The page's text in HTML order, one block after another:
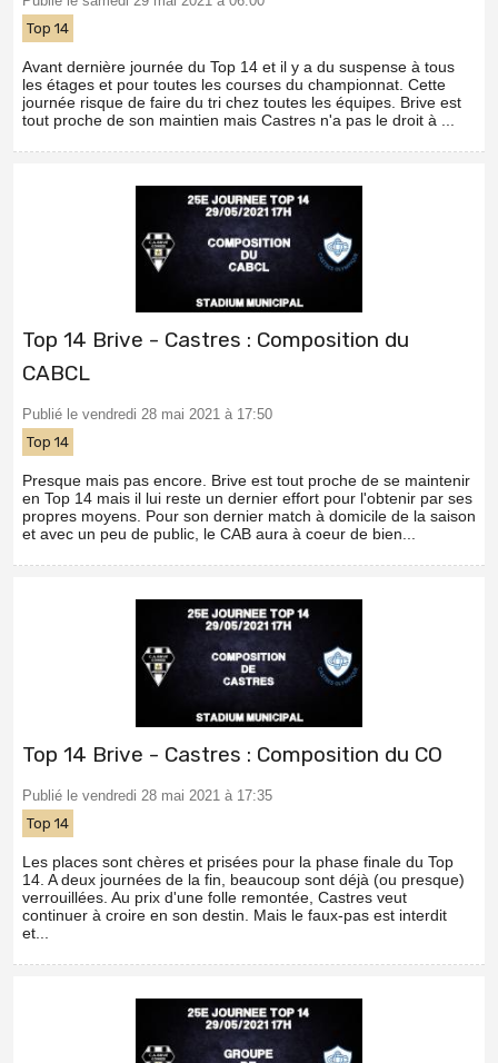
Top 14
Avant dernière journée du Top 14 et il y a du suspense à tous
les étages et pour toutes les courses du championnat. Cette
journée risque de faire du tri chez toutes les équipes. Brive est
tout proche de son maintien mais Castres n'a pas le droit à ...
Top 14 Brive - Castres : Composition du
CABCL
Publié le vendredi 28 mai 2021 à 17:50
Top 14
Presque mais pas encore. Brive est tout proche de se maintenir
en Top 14 mais il lui reste un dernier effort pour l'obtenir par ses
propres moyens. Pour son dernier match à domicile de la saison
et avec un peu de public, le CAB aura à coeur de bien...
Top 14 Brive - Castres : Composition du CO
Publié le vendredi 28 mai 2021 à 17:35
Top 14
Les places sont chères et prisées pour la phase finale du Top
14. A deux journées de la fin, beaucoup sont déjà (ou presque)
verrouillées. Au prix d'une folle remontée, Castres veut
continuer à croire en son destin. Mais le faux-pas est interdit
et...